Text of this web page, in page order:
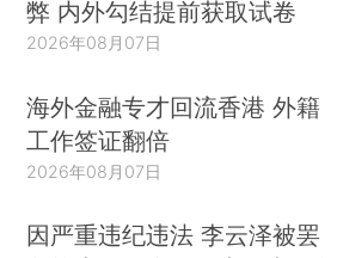
弊 内外勾结提前获取试卷
2026年08月07日
海外金融专才回流香港 外籍
工作签证翻倍
2026年08月07日
因严重违纪违法 李云泽被罢